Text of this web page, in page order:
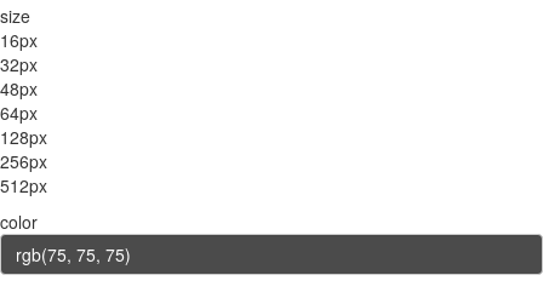
size
16px
32px
48px
64px
128px
256px
512px
color